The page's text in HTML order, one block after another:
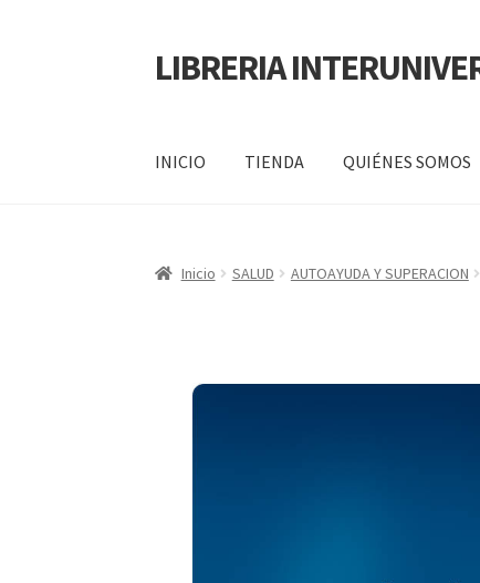
LIBRERIA
INICIO TIENDA QUIÉNES SOMOS
Inicio SALUD AUTOAYUDA Y SUPERACION